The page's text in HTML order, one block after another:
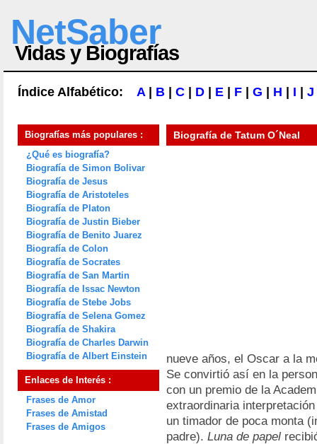
NetSaber
Vidas y Biografías
Índice Alfabético: A| B C D E F G H I J
Biografías más populares :
¿Qué es biografía?
Biografía de Simon Bolivar
Biografía de Jesus
Biografía de Aristoteles
Biografía de Platon
Biografía de Justin Bieber
Biografía de Benito Juarez
Biografía de Colon
Biografía de Socrates
Biografía de San Martin
Biografía de Issac Newton
Biografía de Stebe Jobs
Biografía de Selena Gomez
Biografía de Shakira
Biografía de Charles Darwin
Biografía de Albert Einstein
Enlaces de Interés :
Frases de Amor
Frases de Amistad
Frases de Amigos
Biografía de Tatum O´Neal
nueve años, el Oscar a la
Se convirtió así en la
con un premio de la
extraordinaria
un timador de poca monta
padre). Luna de papel